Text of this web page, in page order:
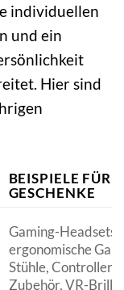
individuellen
und ein
Hier sind
BEISPIELE FÜR
GESCHENKE
Gaming-Headsets,
ergonomische
Stühle, Controller-
Zubehör, VR-